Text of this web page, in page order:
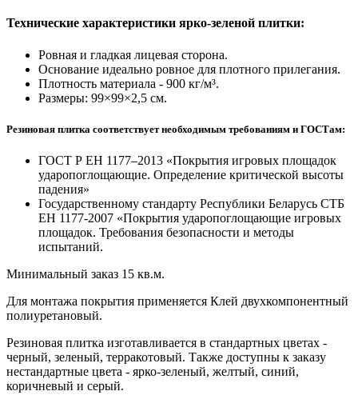
Технические характеристики ярко-зеленой плитки:
Ровная и гладкая лицевая сторона.
Основание идеально ровное для плотного прилегания.
Плотность материала - 900 кг/м³.
Размеры: 99×99×2,5 см.
Резиновая плитка соответствует необходимым требованиям и ГОСТам:
ГОСТ Р ЕН 1177–2013 «Покрытия игровых площадок
ударопоглощающие. Определение критической высоты
падения»
Государственному стандарту Республики Беларусь СТБ
ЕН 1177-2007 «Покрытия ударопоглощающие игровых
площадок. Требования безопасности и методы
испытаний.
Минимальный заказ 15 кв.м.
Для монтажа покрытия применяется Клей двухкомпонентный
полиуретановый.
Резиновая плитка изготавливается в стандартных цветах -
черный, зеленый, терракотовый. Также доступны к заказу
нестандартные цвета - ярко-зеленый, желтый, синий,
коричневый и серый.